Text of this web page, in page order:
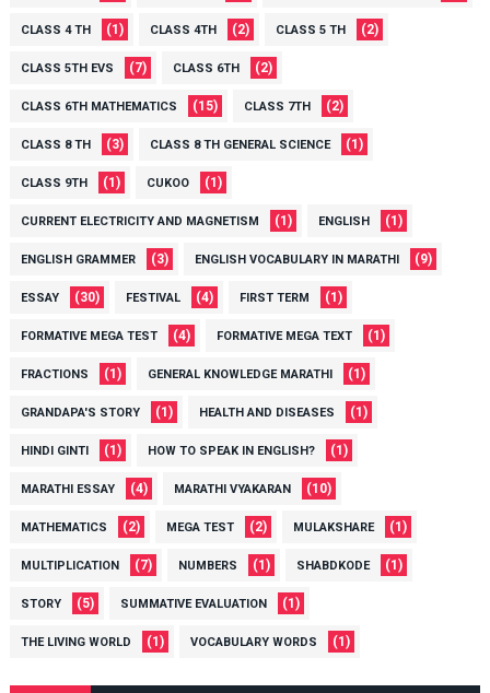
CLASS 4 TH (1) CLASS 4TH (2) CLASS 5 TH (2)
CLASS 5TH EVS (7) CLASS 6TH (2)
CLASS 6TH MATHEMATICS (15) CLASS 7TH (2)
CLASS 8 TH (3) CLASS 8 TH GENERAL SCIENCE (1)
CLASS 9TH (1) CUKOO (1)
CURRENT ELECTRICITY AND MAGNETISM (1) ENGLISH (1)
ENGLISH GRAMMER (3) ENGLISH VOCABULARY IN MARATHI (9)
ESSAY (30) FESTIVAL (4) FIRST TERM (1)
FORMATIVE MEGA TEST (4) FORMATIVE MEGA TEXT (1)
FRACTIONS (1) GENERAL KNOWLEDGE MARATHI (1)
GRANDAPA'S STORY (1) HEALTH AND DISEASES (1)
HINDI GINTI (1) HOW TO SPEAK IN ENGLISH? (1)
MARATHI ESSAY (4) MARATHI VYAKARAN (10)
MATHEMATICS (2) MEGA TEST (2) MULAKSHARE (1)
MULTIPLICATION (7) NUMBERS (1) SHABDKODE (1)
STORY (5) SUMMATIVE EVALUATION (1)
THE LIVING WORLD (1) VOCABULARY WORDS (1)